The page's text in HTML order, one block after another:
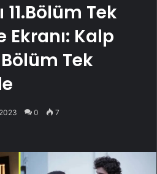
11.Bölüm Tek
Ekranı: Kalp
Bölüm Tek
0 7